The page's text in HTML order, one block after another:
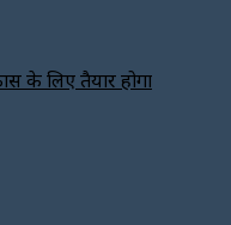
के लिए तैयार होगा